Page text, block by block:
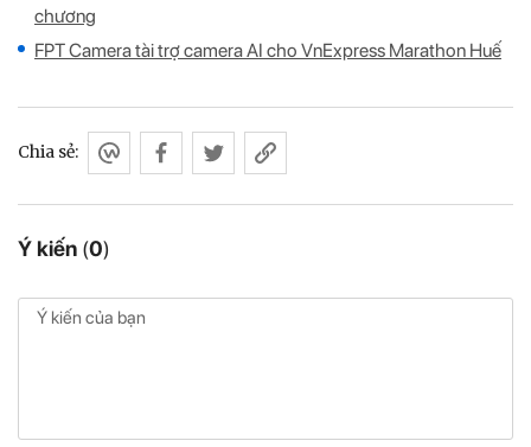
chương
FPT Camera tài trợ camera AI cho VnExpress Marathon Huế
Ý kiến (0)
Chia sẻ: